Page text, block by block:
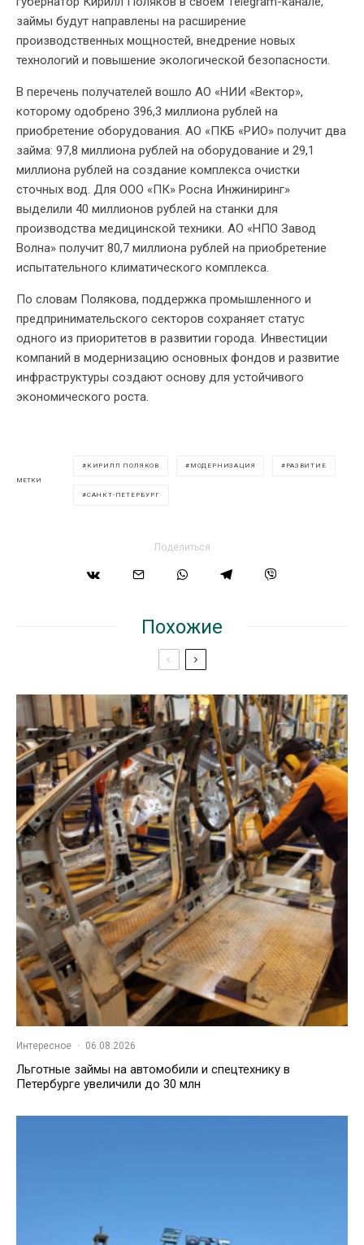
займы будут направлены на расширение
производственных мощностей, внедрение новых
технологий и повышение экологической безопасности.
В перечень получателей вошло АО «НИИ «Вектор»,
которому одобрено 396,3 миллиона рублей на
приобретение оборудования. АО «ПКБ «РИО» получит два
займа: 97,8 миллиона рублей на оборудование и 29,1
миллиона рублей на создание комплекса очистки
сточных вод. Для ООО «ПК» Росна Инжиниринг»
выделили 40 миллионов рублей на станки для
производства медицинской техники. АО «НПО Завод
Волна» получит 80,7 миллиона рублей на приобретение
испытательного климатического комплекса.
По словам Полякова, поддержка промышленного и
предпринимательского секторов сохраняет статус
одного из приоритетов в развитии города. Инвестиции
компаний в модернизацию основных фондов и развитие
инфраструктуры создают основу для устойчивого
экономического роста.
МЕТКИ
КИРИЛЛ ПОЛЯКОВ МОДЕРНИЗАЦИЯ РАЗВИТИЕ
САНКТ-ПЕТЕРБУРГ
Поделиться
Похожие
Интересное · 06.08.2026
Льготные займы на автомобили и спецтехнику в
Петербурге увеличили до 30 млн